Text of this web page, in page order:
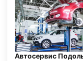
Автосервис